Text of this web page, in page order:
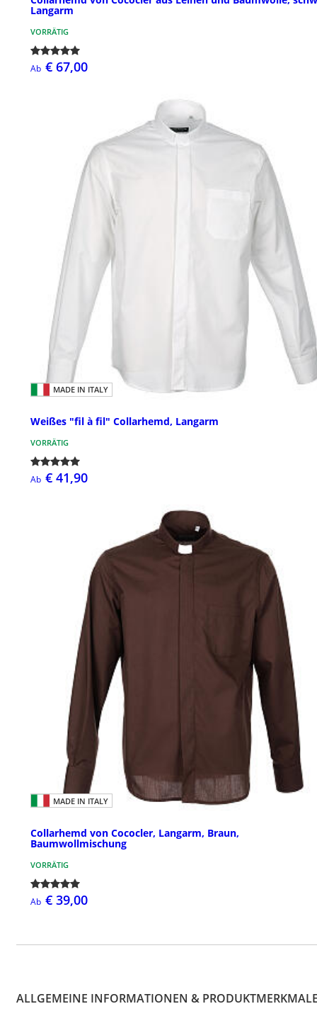
Langarm
VORRÄTIG
Ab € 67,00
MADE IN ITALY
Weißes "fil à fil" Collarhemd, Langarm
VORRÄTIG
Ab € 41,90
MADE IN ITALY
Collarhemd von Cococler, Langarm, Braun,
Baumwollmischung
VORRÄTIG
Ab € 39,00
ALLGEMEINE INFORMATIONEN &